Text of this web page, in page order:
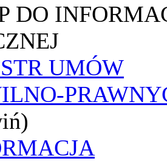
DO
UMÓW